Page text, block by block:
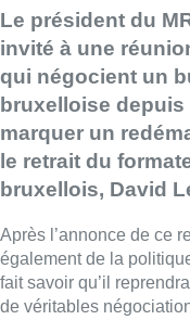
Le président du
invité à une
qui négocient un
bruxelloise
marquer un
le retrait du
bruxellois, David
Après l’annonce de ce
également de la
fait savoir qu’il
de véritables